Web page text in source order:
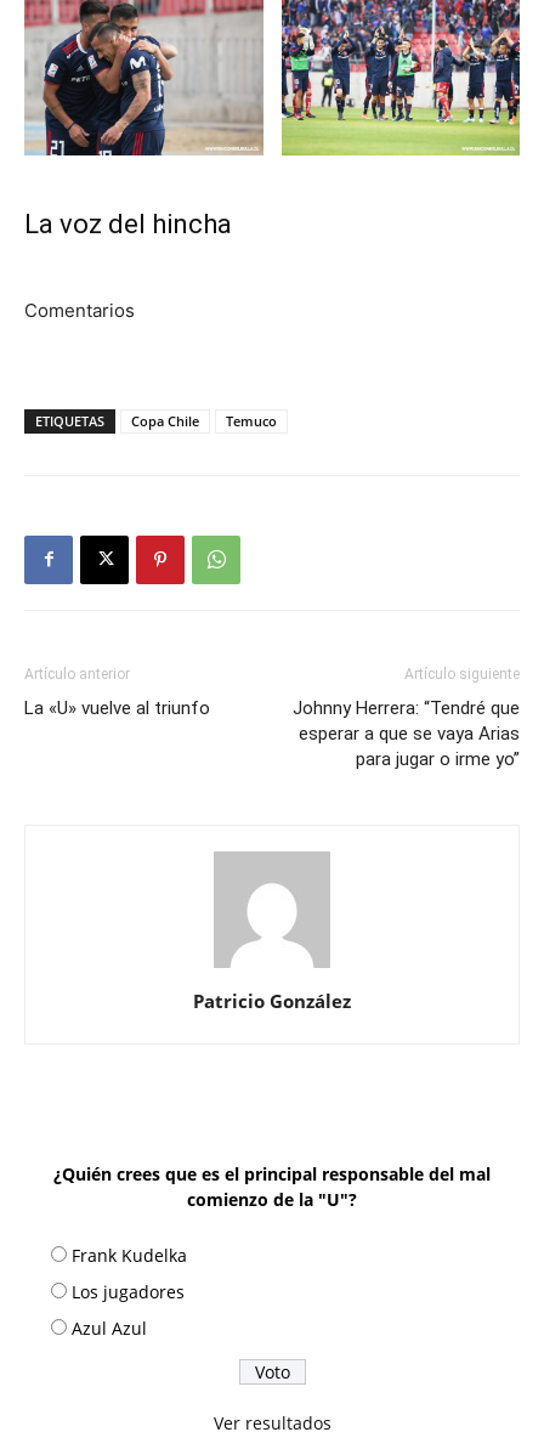
La voz del hincha
Comentarios
ETIQUETAS Copa Chile Temuco
Artículo anterior
La «U» vuelve al triunfo
Artículo siguiente
Johnny Herrera: “Tendré que
esperar a que se vaya Arias
para jugar o irme yo”
Patricio González
¿Quién crees que es el principal responsable del mal
comienzo de la "U"?
Frank Kudelka
Los jugadores
Azul Azul
Ver resultados